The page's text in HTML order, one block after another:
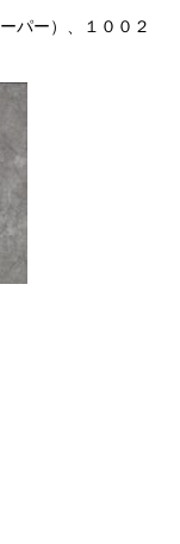
パー）、１００２